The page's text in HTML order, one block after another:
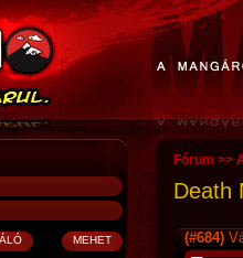
Fórum >>
Death
(#684)